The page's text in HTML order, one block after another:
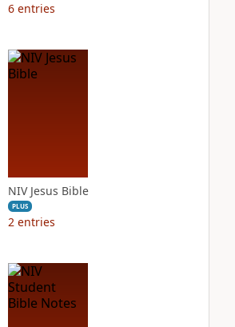
6 entries
NIV Jesus Bible
PLUS
2 entries